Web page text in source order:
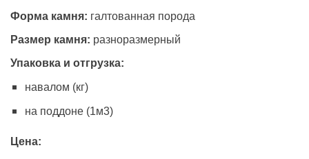
Форма камня: галтованная порода
Размер камня: разноразмерный
Упаковка и отгрузка:
навалом (кг)
на поддоне (1м3)
Цена: